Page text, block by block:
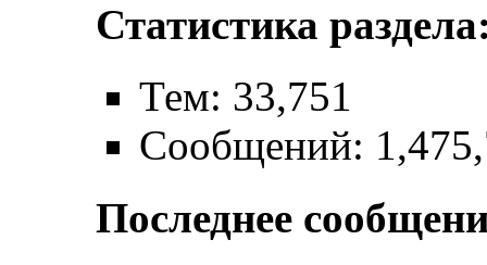
Статистика
Тем: 33,751
Сообщений:
Последнее